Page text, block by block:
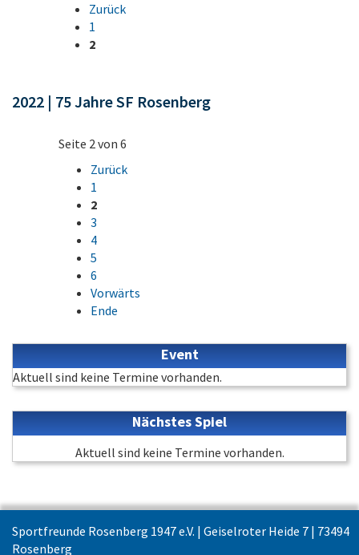
Zurück
1
2
2022 | 75 Jahre SF Rosenberg
Seite 2 von 6
Zurück
1
2
3
4
5
6
Vorwärts
Ende
Event
Aktuell sind keine Termine vorhanden.
Nächstes Spiel
Aktuell sind keine Termine vorhanden.
Sportfreunde Rosenberg 1947 e.V. | Geiselroter Heide 7 | 73494
Rosenberg